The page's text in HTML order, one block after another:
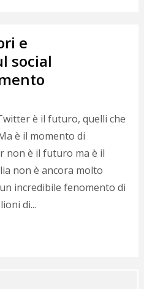
e
social
è il futuro, quelli che
è il momento di
non è il futuro ma è il
non è ancora molto
incredibile fenomento di
di...